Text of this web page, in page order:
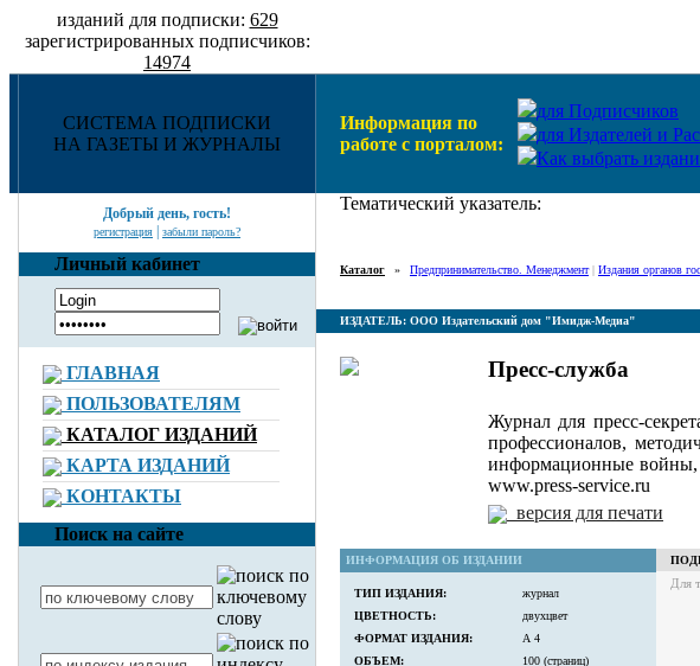
изданий для подписки: 629
зарегистрированных подписчиков:
14974
СИСТЕМА ПОДПИСКИ
НА ГАЗЕТЫ И ЖУРНАЛЫ
Информация по
работе с порталом:
для Подписчиков
для Издателей и
Как выбрать
Добрый день, гость!
регистрация забыли пароль?
Личный кабинет
ГЛАВНАЯ
ПОЛЬЗОВАТЕЛЯМ
КАТАЛОГ ИЗДАНИЙ
КАРТА ИЗДАНИЙ
КОНТАКТЫ
Поиск на сайте
Тематический указатель:
Каталог » Предпринимательство. Менеджмент| Издания органов
ИЗДАТЕЛЬ: ООО Издательский дом "Имидж-Медиа"
Пресс-служба
Журнал для пресс-
профессионалов,
информационные войны,
www.press-service.ru
версия для печати
ИНФОРМАЦИЯ ОБ ИЗДАНИИ
ТИП ИЗДАНИЯ:
журнал
ЦВЕТНОСТЬ:
двухцвет
ФОРМАТ ИЗДАНИЯ:
А 4
ОБЪЕМ:
100 (страниц)
Для